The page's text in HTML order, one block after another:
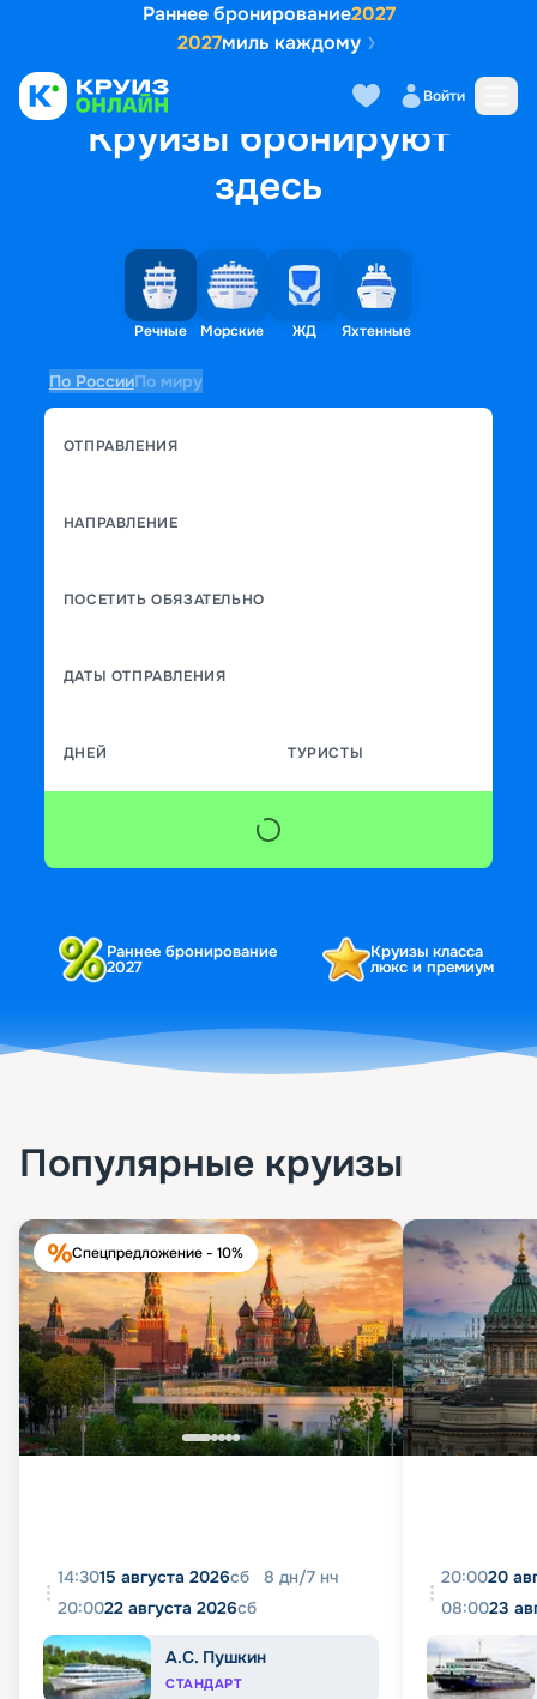
Раннее бронирование2027
2027миль каждому
Войти
Круизы бронируют
здесь
Речные Морские ЖД Яхтенные
По РоссииПо миру
ОТПРАВЛЕНИЯ
НАПРАВЛЕНИЕ
ПОСЕТИТЬ ОБЯЗАТЕЛЬНО
ДАТЫ ОТПРАВЛЕНИЯ
ДНЕЙ ТУРИСТЫ
Раннее бронирование
2027
Круизы класса
люкс и премиум
Популярные круизы
Спецпредложение - 10%
14:3015 августа 2026сб 8 дн/7 нч
20:0022 августа 2026сб
А.С. Пушкин
СТАНДАРТ
20:0020
08:0023